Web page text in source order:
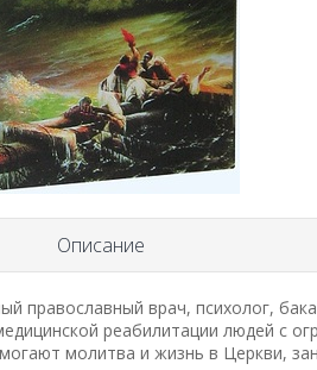
Описание
православный врач, психолог,
реабилитации людей с
молитва и жизнь в Церкви,